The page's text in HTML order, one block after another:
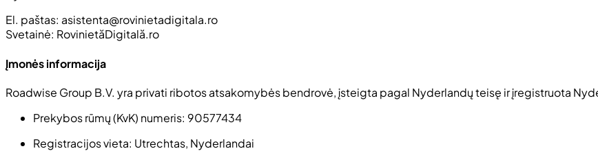
El. paštas: asistenta@rovinietadigitala.ro
Svetainė: RovinietăDigitală.ro
Įmonės informacija
Roadwise Group B.V. yra privati ribotos atsakomybės bendrovė, įsteigta pagal Nyderlandų teisę ir įregistruota
Prekybos rūmų (KvK) numeris: 90577434
Registracijos vieta: Utrechtas, Nyderlandai